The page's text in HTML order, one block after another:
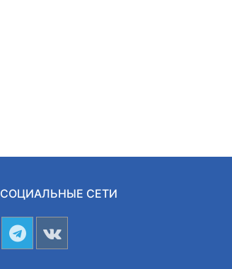
СОЦИАЛЬНЫЕ СЕТИ